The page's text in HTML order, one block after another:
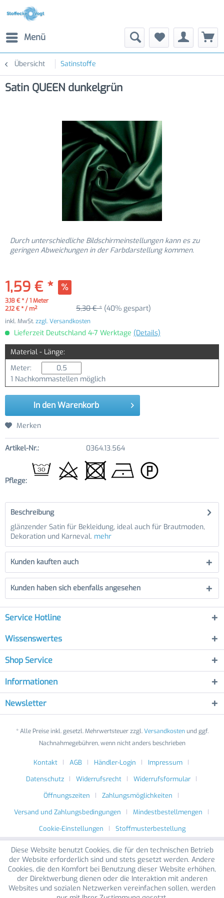
Menü
Übersicht Satinstoffe
Satin QUEEN dunkelgrün
Durch unterschiedliche Bildschirmeinstellungen kann es zu
geringen Abweichungen in der Farbdarstellung kommen.
1,59 € *
3,18 € * / 1 Meter
2,12 € * / m²
5,30 € * (40% gespart)
inkl. MwSt.zzgl. Versandkosten
Lieferzeit Deutschland 4-7 Werktage (Details)
Material - Länge:
Meter:
1 Nachkommastellen möglich
In den Warenkorb
Merken
Artikel-Nr.: 0364.13.564
Pflege:
Beschreibung
glänzender Satin für Bekleidung, ideal auch für Brautmoden,
Dekoration und Karneval. mehr
Kunden kauften auch
Kunden haben sich ebenfalls angesehen
Service Hotline
Wissenswertes
Shop Service
Informationen
Newsletter
* Alle Preise inkl. gesetzl. Mehrwertsteuer zzgl.Versandkostenund ggf.
Nachnahmegebühren, wenn nicht anders beschrieben
Kontakt AGB Händler-Login
Impressum
Datenschutz
Widerrufsrecht
Widerrufsformular
Öffnungszeiten
Zahlungsmöglichkeiten
Versand und Zahlungsbedingungen
Mindestbestellmengen
Cookie-Einstellungen
Stoffmusterbestellung
Diese Website benutzt Cookies, die für den technischen Betrieb
der Website erforderlich sind und stets gesetzt werden. Andere
Cookies, die den Komfort bei Benutzung dieser Website erhöhen,
der Direktwerbung dienen oder die Interaktion mit anderen
Websites und sozialen Netzwerken vereinfachen sollen, werden